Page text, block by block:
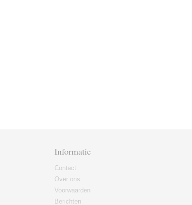
Informatie
Contact
Over ons
Voorwaarden
Berichten